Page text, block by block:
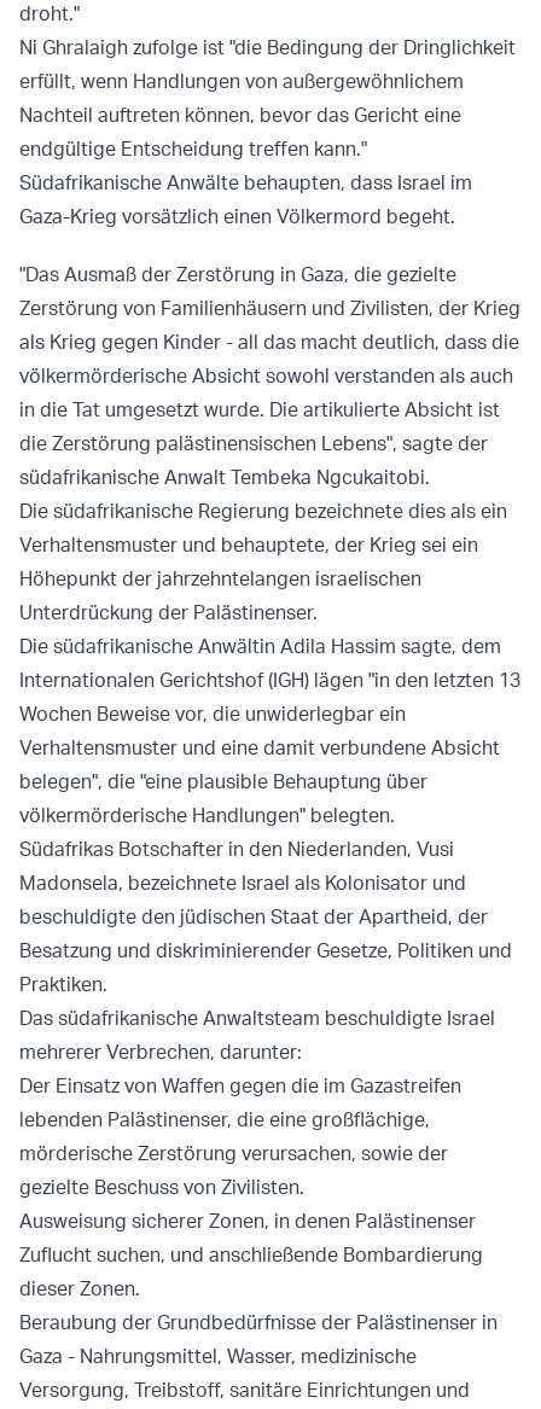
droht."
Ni Ghralaigh zufolge ist "die Bedingung der Dringlichkeit
erfüllt, wenn Handlungen von außergewöhnlichem
Nachteil auftreten können, bevor das Gericht eine
endgültige Entscheidung treffen kann."
Südafrikanische Anwälte behaupten, dass Israel im
Gaza-Krieg vorsätzlich einen Völkermord begeht.
"Das Ausmaß der Zerstörung in Gaza, die gezielte
Zerstörung von Familienhäusern und Zivilisten, der Krieg
als Krieg gegen Kinder - all das macht deutlich, dass die
völkermörderische Absicht sowohl verstanden als auch
in die Tat umgesetzt wurde. Die artikulierte Absicht ist
die Zerstörung palästinensischen Lebens", sagte der
südafrikanische Anwalt Tembeka Ngcukaitobi.
Die südafrikanische Regierung bezeichnete dies als ein
Verhaltensmuster und behauptete, der Krieg sei ein
Höhepunkt der jahrzehntelangen israelischen
Unterdrückung der Palästinenser.
Die südafrikanische Anwältin Adila Hassim sagte, dem
Internationalen Gerichtshof (IGH) lägen "in den letzten 13
Wochen Beweise vor, die unwiderlegbar ein
Verhaltensmuster und eine damit verbundene Absicht
belegen", die "eine plausible Behauptung über
völkermörderische Handlungen" belegten.
Südafrikas Botschafter in den Niederlanden, Vusi
Madonsela, bezeichnete Israel als Kolonisator und
beschuldigte den jüdischen Staat der Apartheid, der
Besatzung und diskriminierender Gesetze, Politiken und
Praktiken.
Das südafrikanische Anwaltsteam beschuldigte Israel
mehrerer Verbrechen, darunter:
Der Einsatz von Waffen gegen die im Gazastreifen
lebenden Palästinenser, die eine großflächige,
mörderische Zerstörung verursachen, sowie der
gezielte Beschuss von Zivilisten.
Ausweisung sicherer Zonen, in denen Palästinenser
Zuflucht suchen, und anschließende Bombardierung
dieser Zonen.
Beraubung der Grundbedürfnisse der Palästinenser in
Gaza - Nahrungsmittel, Wasser, medizinische
Versorgung, Treibstoff, sanitäre Einrichtungen und